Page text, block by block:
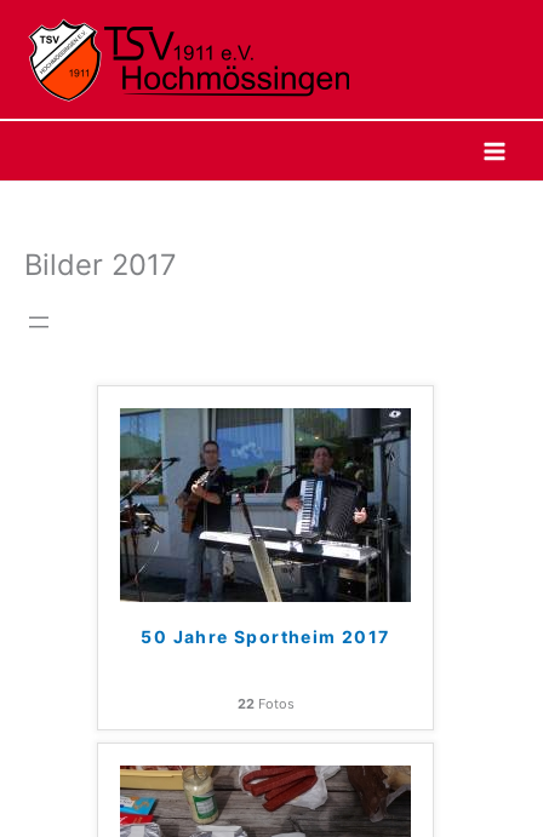
Inhalt
springen
Bilder 2017
50 Jahre Sportheim 2017
22 Fotos